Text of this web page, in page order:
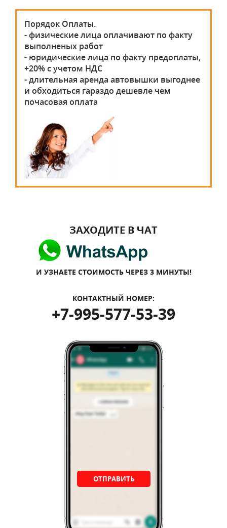
Порядок Оплаты.
- физические лица оплачивают по факту
выполненых работ
- юридические лица по факту предоплаты,
+20% с учетом НДС
- длительная аренда автовышки выгоднее
и обходиться гараздо дешевле чем
почасовая оплата
ЗАХОДИТЕ В ЧАТ
И УЗНАЕТЕ СТОИМОСТЬ ЧЕРЕЗ 3 МИНУТЫ!
КОНТАКТНЫЙ НОМЕР:
+7-995-577-53-39
ОТПРАВИТЬ